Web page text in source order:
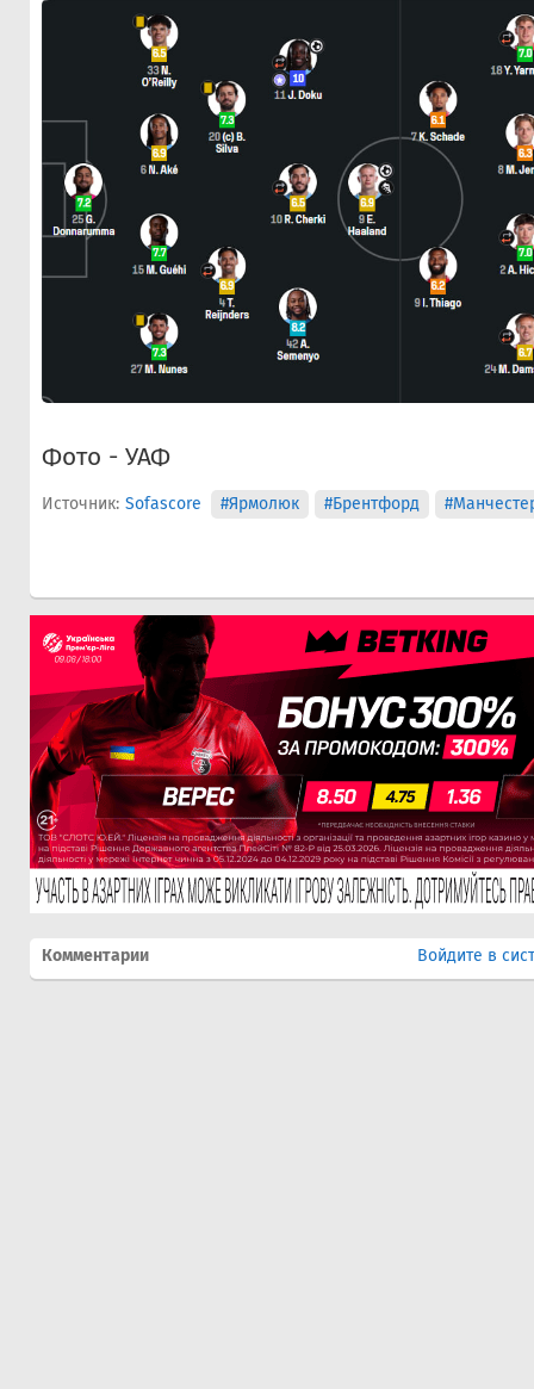
Фото - УАФ
Источник: Sofascore #Ярмолюк #Брентфорд
Комментарии Войдите в